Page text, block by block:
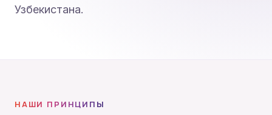
Узбекистана.
НАШИ ПРИНЦИПЫ